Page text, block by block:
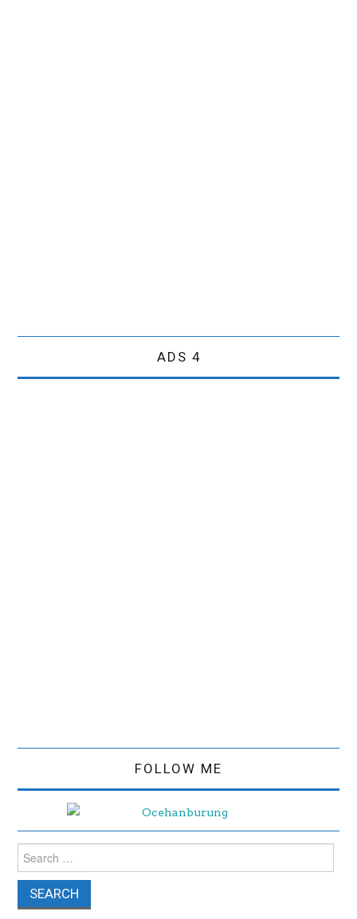
ADS 4
FOLLOW ME
Search for: